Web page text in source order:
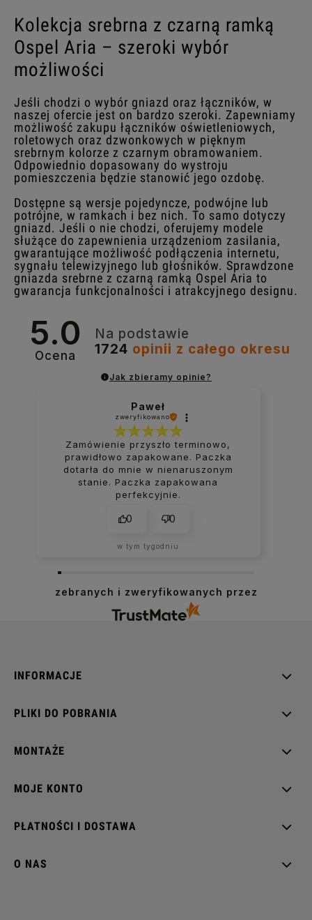
Kolekcja srebrna z czarną ramką
Ospel Aria – szeroki wybór
możliwości
Jeśli chodzi o wybór gniazd oraz łączników, w
naszej ofercie jest on bardzo szeroki. Zapewniamy
możliwość zakupu łączników oświetleniowych,
roletowych oraz dzwonkowych w pięknym
srebrnym kolorze z czarnym obramowaniem.
Odpowiednio dopasowany do wystroju
pomieszczenia będzie stanowić jego ozdobę.
Dostępne są wersje pojedyncze, podwójne lub
potrójne, w ramkach i bez nich. To samo dotyczy
gniazd. Jeśli o nie chodzi, oferujemy modele
służące do zapewnienia urządzeniom zasilania,
gwarantujące możliwość podłączenia internetu,
sygnału telewizyjnego lub głośników. Sprawdzone
gniazda srebrne z czarną ramką Ospel Aria to
gwarancja funkcjonalności i atrakcyjnego designu.
5.0
Ocena
Na podstawie
1724 opinii z całego okresu
Jak zbieramy opinie?
Paweł
zweryfikowano
Zamówienie przyszło terminowo,
prawidłowo zapakowane. Paczka
dotarła do mnie w nienaruszonym
stanie. Paczka zapakowana
perfekcyjnie.
0 0
w tym tygodniu
zebranych i zweryfikowanych przez
INFORMACJE
PLIKI DO POBRANIA
MONTAŻE
MOJE KONTO
PŁATNOŚCI I DOSTAWA
O NAS